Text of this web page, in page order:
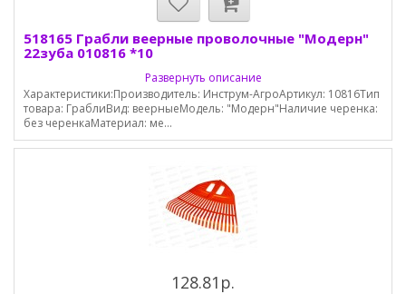
518165 Грабли веерные проволочные "Модерн"
22зуба 010816 *10
Развернуть описание
Характеристики:Производитель: Инструм-АгроАртикул: 10816Тип
товара: ГраблиВид: веерныеМодель: "Модерн"Наличие черенка:
без черенкаМатериал: ме...
128.81р.